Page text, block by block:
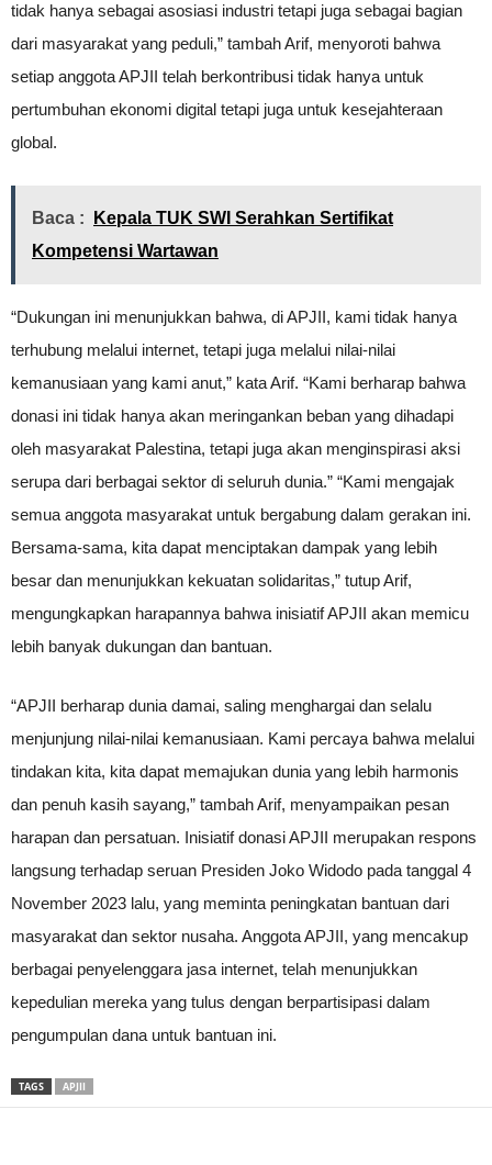
tidak hanya sebagai asosiasi industri tetapi juga sebagai bagian
dari masyarakat yang peduli,” tambah Arif, menyoroti bahwa
setiap anggota APJII telah berkontribusi tidak hanya untuk
pertumbuhan ekonomi digital tetapi juga untuk kesejahteraan
global.
Baca :
Kepala TUK SWI Serahkan Sertifikat
Kompetensi Wartawan
“Dukungan ini menunjukkan bahwa, di APJII, kami tidak hanya
terhubung melalui internet, tetapi juga melalui nilai-nilai
kemanusiaan yang kami anut,” kata Arif. “Kami berharap bahwa
donasi ini tidak hanya akan meringankan beban yang dihadapi
oleh masyarakat Palestina, tetapi juga akan menginspirasi aksi
serupa dari berbagai sektor di seluruh dunia.” “Kami mengajak
semua anggota masyarakat untuk bergabung dalam gerakan ini.
Bersama-sama, kita dapat menciptakan dampak yang lebih
besar dan menunjukkan kekuatan solidaritas,” tutup Arif,
mengungkapkan harapannya bahwa inisiatif APJII akan memicu
lebih banyak dukungan dan bantuan.
“APJII berharap dunia damai, saling menghargai dan selalu
menjunjung nilai-nilai kemanusiaan. Kami percaya bahwa melalui
tindakan kita, kita dapat memajukan dunia yang lebih harmonis
dan penuh kasih sayang,” tambah Arif, menyampaikan pesan
harapan dan persatuan. Inisiatif donasi APJII merupakan respons
langsung terhadap seruan Presiden Joko Widodo pada tanggal 4
November 2023 lalu, yang meminta peningkatan bantuan dari
masyarakat dan sektor nusaha. Anggota APJII, yang mencakup
berbagai penyelenggara jasa internet, telah menunjukkan
kepedulian mereka yang tulus dengan berpartisipasi dalam
pengumpulan dana untuk bantuan ini.
TAGS APJII